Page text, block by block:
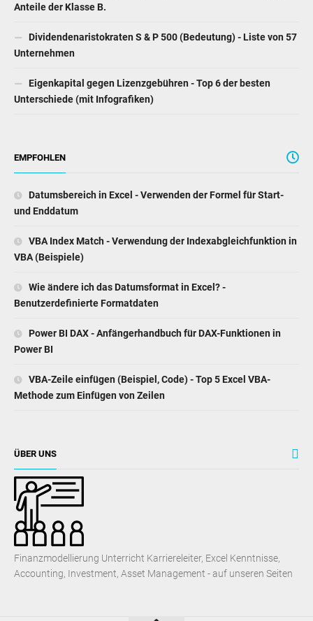
Anteile der Klasse B.
Dividendenaristokraten S & P 500 (Bedeutung) - Liste von 57
Unternehmen
Eigenkapital gegen Lizenzgebühren - Top 6 der besten
Unterschiede (mit Infografiken)
EMPFOHLEN
Datumsbereich in Excel - Verwenden der Formel für Start-
und Enddatum
VBA Index Match - Verwendung der Indexabgleichfunktion in
VBA (Beispiele)
Wie ändere ich das Datumsformat in Excel? -
Benutzerdefinierte Formatdaten
Power BI DAX - Anfängerhandbuch für DAX-Funktionen in
Power BI
VBA-Zeile einfügen (Beispiel, Code) - Top 5 Excel VBA-
Methode zum Einfügen von Zeilen
ÜBER UNS
Finanzmodellierung Unterricht Karriereleiter, Excel Kenntnisse,
Accounting, Investment, Asset Management - auf unseren Seiten